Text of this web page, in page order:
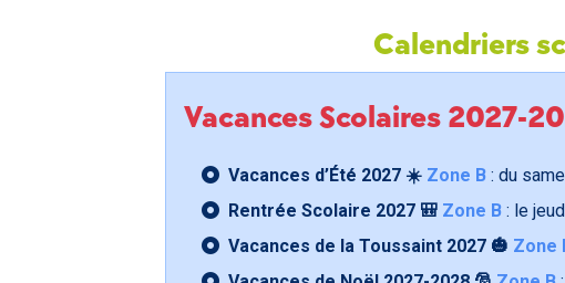
Calendriers
Vacances Scolaires 2027-
Vacances d’Été 2027 ☀️ Zone B: du
Rentrée Scolaire 2027 🎒 Zone B: le
Vacances de la Toussaint 2027 🎃 Zone